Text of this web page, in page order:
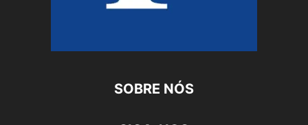
SOBRE NÓS